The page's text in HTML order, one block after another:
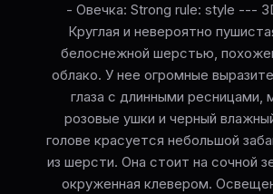
- Овечка: Strong rule: style ---
Круглая и невероятно
белоснежной шерстью,
облако. У нее огромные
глаза с длинными ресницами,
розовые ушки и черный
голове красуется небольшой
из шерсти. Она стоит на сочной
окруженная клевером.